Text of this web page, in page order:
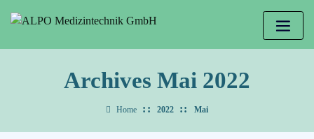
Archives Mai 2022
Home 2022 Mai